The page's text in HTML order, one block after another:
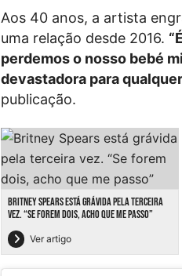
Aos 40 anos, a artista
uma relação desde 2016.
perdemos o nosso bebé
devastadora para
publicação.
BRITNEY SPEARS ESTÁ GRÁVIDA PELA TERCEIRA
VEZ. “SE FOREM DOIS, ACHO QUE ME PASSO”
Ver artigo